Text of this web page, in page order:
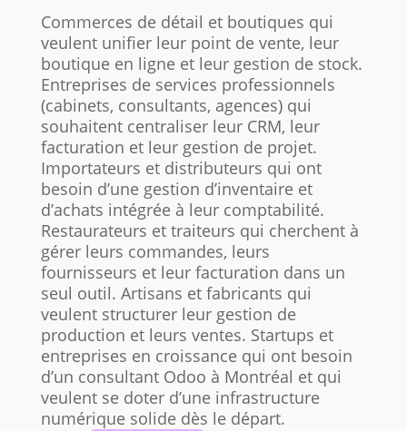
Commerces de détail et boutiques qui
veulent unifier leur point de vente, leur
boutique en ligne et leur gestion de stock.
Entreprises de services professionnels
(cabinets, consultants, agences) qui
souhaitent centraliser leur CRM, leur
facturation et leur gestion de projet.
Importateurs et distributeurs qui ont
besoin d’une gestion d’inventaire et
d’achats intégrée à leur comptabilité.
Restaurateurs et traiteurs qui cherchent à
gérer leurs commandes, leurs
fournisseurs et leur facturation dans un
seul outil. Artisans et fabricants qui
veulent structurer leur gestion de
production et leurs ventes. Startups et
entreprises en croissance qui ont besoin
d’un consultant Odoo à Montréal et qui
veulent se doter d’une infrastructure
numérique solide dès le départ.